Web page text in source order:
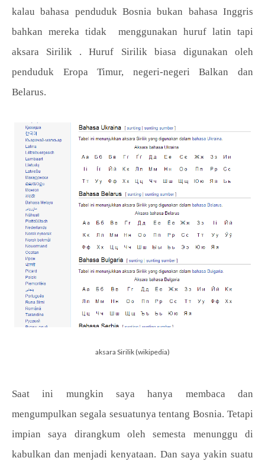
kalau bahasa penduduk Bosnia bukan bahasa Inggris
bahkan mereka tidak menggunakan huruf latin tapi
aksara Sirilik . Huruf Sirilik biasa digunakan oleh
penduduk Eropa Timur, negeri-negeri Balkan dan
Belarus.
aksara Sirilik (wikipedia)
Saat ini mungkin saya hanya membaca dan
mengumpulkan segala sesuatunya tentang Bosnia. Tetapi
impian saya dirangkum oleh semesta menunggu di
kabulkan dan menjadi kenyataan. Dan saya yakin suatu